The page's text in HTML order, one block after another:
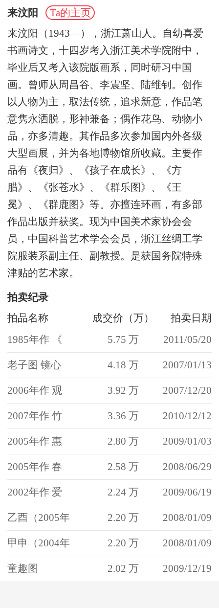
来汶阳
Ta的主页
来汶阳（1943—），浙江萧山人。自幼喜爱
书画诗文，十四岁考入浙江美术学院附中，
毕业后又考入该院版画系，同时研习中国
画。曾师从周昌谷、李震坚、陆维钊。创作
以人物为主，取法传统，追求新意，作品笔
意隽永洒脱，形神兼备；偶作花鸟、动物小
品，亦多清趣。其作品多次参加国内外各级
大型画展，并为各地博物馆所收藏。主要作
品有《夜归》、《孩子在成长》、《方
腊》、《张苍水》、《群乐图》、《王
冕》、《群鹿图》等。亦擅连环画，有多部
作品出版并获奖。现为中国美术家协会会
员，中国科普艺术学会会员，浙江丝绸工学
院服装系副主任、副教授。是获国务院特殊
津贴的艺术家。
拍卖纪录
拍品名称
成交价（万）
拍卖日期
1985年作 《
5.75 万 2011/05/20
老子图 镜心 4.18 万 2007/01/13
2006年作 观 3.92 万 2007/12/20
2007年作 竹 3.36 万 2010/12/12
2005年作 惠 2.80 万 2009/01/03
2005年作 春 2.58 万 2008/06/29
2002年作 爱 2.24 万 2009/06/19
乙酉（2005年 2.20 万 2008/01/09
甲申（2004年 2.20 万 2008/01/09
童趣图 2.02 万 2009/12/19